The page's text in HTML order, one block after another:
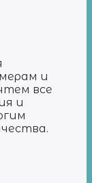
и
все
и